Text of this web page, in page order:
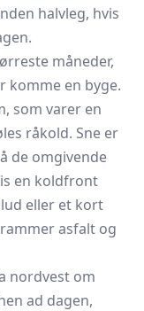
halvleg, hvis
måneder,
komme en byge.
som varer en
råkold. Sne er
de omgivende
en koldfront
eller et kort
asfalt og
nordvest om
ad dagen,